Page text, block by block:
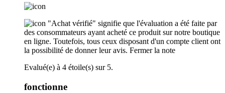
"Achat vérifié" signifie que l'évaluation a été faite par
des consommateurs ayant acheté ce produit sur notre boutique
en ligne. Toutefois, tous ceux disposant d'un compte client ont
la possibilité de donner leur avis. Fermer la note
Evalué(e) à 4 étoile(s) sur 5.
fonctionne